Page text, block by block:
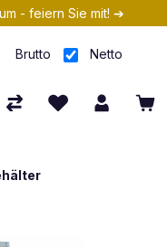
- feiern Sie mit! ➔
Brutto Netto